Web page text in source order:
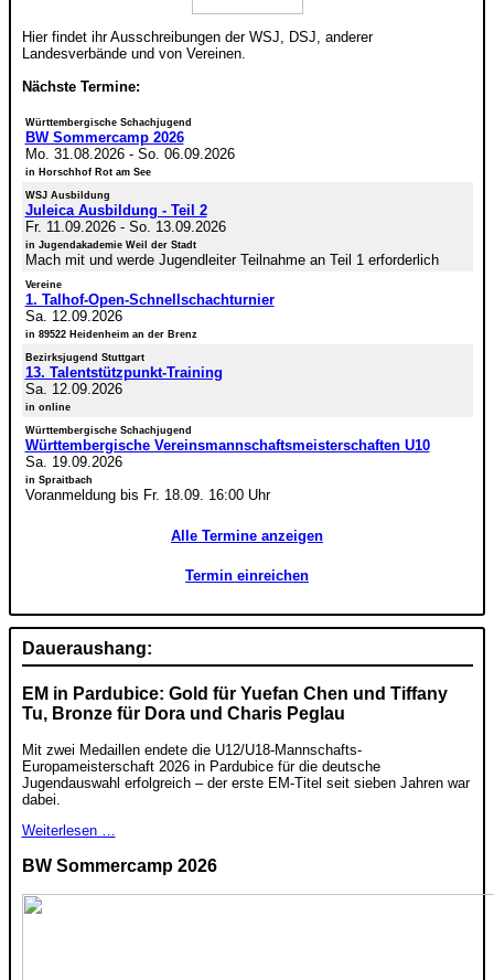
Hier findet ihr Ausschreibungen der WSJ, DSJ, anderer
Landesverbände und von Vereinen.
Nächste Termine:
Württembergische Schachjugend
BW Sommercamp 2026
Mo. 31.08.2026- So. 06.09.2026
in Horschhof Rot am See
WSJ Ausbildung
Juleica Ausbildung - Teil 2
Fr. 11.09.2026- So. 13.09.2026
in Jugendakademie Weil der Stadt
Mach mit und werde Jugendleiter Teilnahme an Teil 1 erforderlich
Vereine
1. Talhof-Open-Schnellschachturnier
Sa. 12.09.2026
in 89522 Heidenheim an der Brenz
Bezirksjugend Stuttgart
13. Talentstützpunkt-Training
Sa. 12.09.2026
in online
Württembergische Schachjugend
Württembergische Vereinsmannschaftsmeisterschaften U10
Sa. 19.09.2026
in Spraitbach
Voranmeldung bis Fr. 18.09. 16:00 Uhr
Alle Termine anzeigen
Termin einreichen
Daueraushang:
EM in Pardubice: Gold für Yuefan Chen und Tiffany
Tu, Bronze für Dora und Charis Peglau
Mit zwei Medaillen endete die U12/U18-Mannschafts-
Europameisterschaft 2026 in Pardubice für die deutsche
Jugendauswahl erfolgreich – der erste EM-Titel seit sieben Jahren war
dabei.
Weiterlesen …
BW Sommercamp 2026